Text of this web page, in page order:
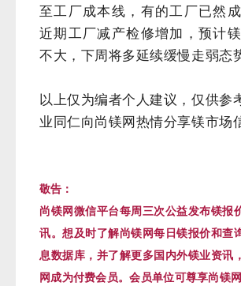
至工厂成本线，有的工厂已然
近期工厂减产检修增加，预计
不大，下周将多延续缓慢走弱态
以上仅为编者个人建议，仅供参
业同仁向尚镁网热情分享镁市场
敬告：
尚镁网微信平台每周三次公益发布镁报
讯。想及时了解尚镁网每日镁报价和查
息数据库，并了解更多国内外镁业资讯
网成为付费会员。会员单位可尊享尚镁